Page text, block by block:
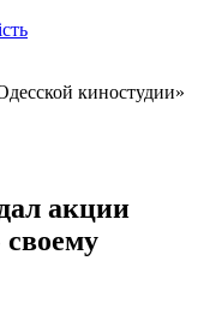
акции
своему